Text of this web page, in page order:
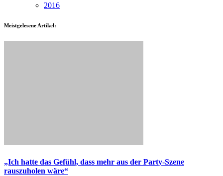
2016
Meistgelesene Artikel:
„Ich hatte das Gefühl, dass mehr aus der Party-Szene
rauszuholen wäre“